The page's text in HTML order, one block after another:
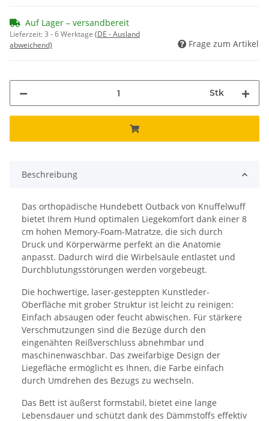
Auf Lager – versandbereit
Lieferzeit:3 - 6 Werktage (DE - Ausland
abweichend)
Frage zum Artikel
Stk
Beschreibung
Das orthopädische Hundebett Outback von Knuffelwuff
bietet Ihrem Hund optimalen Liegekomfort dank einer 8
cm hohen Memory-Foam-Matratze, die sich durch
Druck und Körperwärme perfekt an die Anatomie
anpasst. Dadurch wird die Wirbelsäule entlastet und
Durchblutungsstörungen werden vorgebeugt.
Die hochwertige, laser-gesteppten Kunstleder-
Oberfläche mit grober Struktur ist leicht zu reinigen:
Einfach absaugen oder feucht abwischen. Für stärkere
Verschmutzungen sind die Bezüge durch den
eingenähten Reißverschluss abnehmbar und
maschinenwaschbar. Das zweifarbige Design der
Liegefläche ermöglicht es Ihnen, die Farbe einfach
durch Umdrehen des Bezugs zu wechseln.
Das Bett ist äußerst formstabil, bietet eine lange
Lebensdauer und schützt dank des Dämmstoffs effektiv